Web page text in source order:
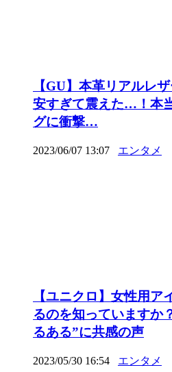
【GU】本革リアルレ
安すぎて震えた…！本
グに衝撃…
2023/06/07 13:07 エンタメ
【ユニクロ】女性用ア
るのを知っていますか
るある”に共感の声
2023/05/30 16:54 エンタメ